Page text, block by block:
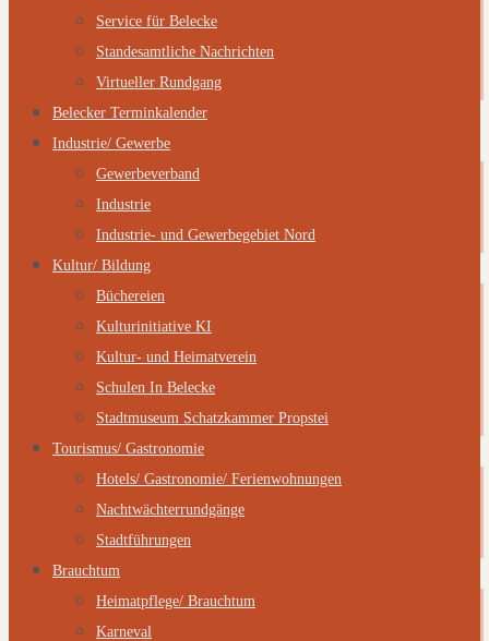
Service für Belecke
Standesamtliche Nachrichten
Virtueller Rundgang
Belecker Terminkalender
Industrie/ Gewerbe
Gewerbeverband
Industrie
Industrie- und Gewerbegebiet Nord
Kultur/ Bildung
Büchereien
Kulturinitiative KI
Kultur- und Heimatverein
Schulen In Belecke
Stadtmuseum Schatzkammer Propstei
Tourismus/ Gastronomie
Hotels/ Gastronomie/ Ferienwohnungen
Nachtwächterrundgänge
Stadtführungen
Brauchtum
Heimatpflege/ Brauchtum
Karneval